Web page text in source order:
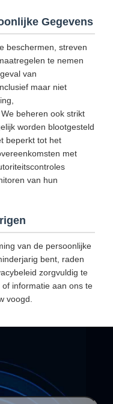
Gegevens
beschermen, streven
te nemen
van
maar niet
beheren ook strikt
worden blootgesteld
beperkt tot het
met
van hun
van de persoonlijke
bent, raden
zorgvuldig te
informatie aan ons te
voogd.